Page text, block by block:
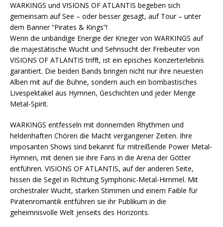
WARKINGS und VISIONS OF ATLANTIS begeben sich
gemeinsam auf See – oder besser gesagt, auf Tour – unter
dem Banner “Pirates & Kings”!
Wenn die unbändige Energie der Krieger von WARKINGS auf
die majestätische Wucht und Sehnsucht der Freibeuter von
VISIONS OF ATLANTIS trifft, ist ein episches Konzerterlebnis
garantiert. Die beiden Bands bringen nicht nur ihre neuesten
Alben mit auf die Bühne, sondern auch ein bombastisches
Livespektakel aus Hymnen, Geschichten und jeder Menge
Metal-Spirit.
WARKINGS entfesseln mit donnernden Rhythmen und
heldenhaften Chören die Macht vergangener Zeiten. Ihre
imposanten Shows sind bekannt für mitreißende Power Metal-
Hymnen, mit denen sie ihre Fans in die Arena der Götter
entführen. VISIONS OF ATLANTIS, auf der anderen Seite,
hissen die Segel in Richtung Symphonic-Metal-Himmel. Mit
orchestraler Wucht, starken Stimmen und einem Faible für
Piratenromantik entführen sie ihr Publikum in die
geheimnisvolle Welt jenseits des Horizonts.